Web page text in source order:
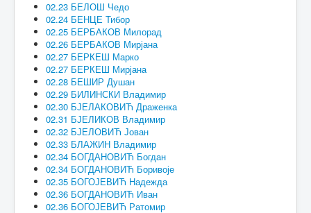
02.23 БЕЛОШ Чедо
02.24 БЕНЦЕ Тибор
02.25 БЕРБАКОВ Милорад
02.26 БЕРБАКОВ Мирјана
02.27 БЕРКЕШ Марко
02.27 БЕРКЕШ Мирјана
02.28 БЕШИР Душан
02.29 БИЛИНСКИ Владимир
02.30 БЈЕЛАКОВИЋ Драженка
02.31 БЈЕЛИКОВ Владимир
02.32 БЈЕЛОВИЋ Јован
02.33 БЛАЖИН Владимир
02.34 БОГДАНОВИЋ Богдан
02.34 БОГДАНОВИЋ Боривоје
02.35 БОГОЈЕВИЋ Надежда
02.36 БОГДАНОВИЋ Иван
02.36 БОГОЈЕВИЋ Ратомир